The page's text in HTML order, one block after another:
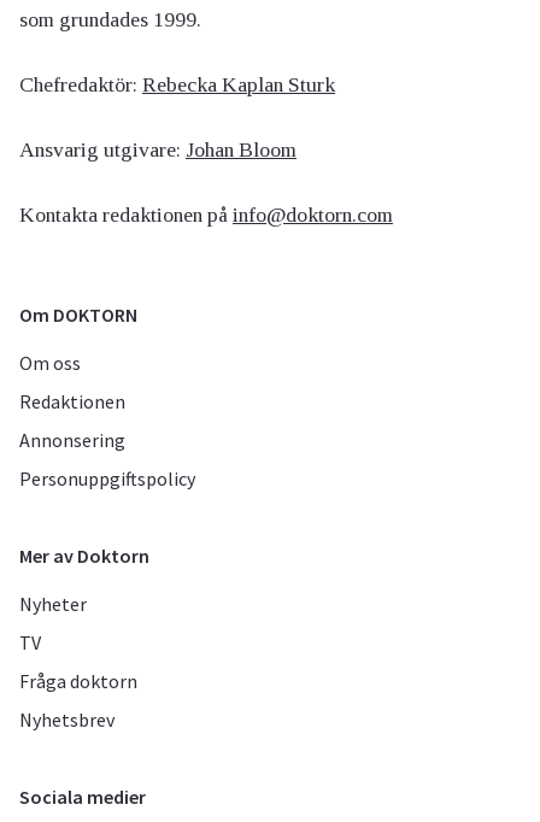
som grundades 1999.
Chefredaktör: Rebecka Kaplan Sturk
Ansvarig utgivare: Johan Bloom
Kontakta redaktionen på info@doktorn.com
Om DOKTORN
Om oss
Redaktionen
Annonsering
Personuppgiftspolicy
Mer av Doktorn
Nyheter
TV
Fråga doktorn
Nyhetsbrev
Sociala medier